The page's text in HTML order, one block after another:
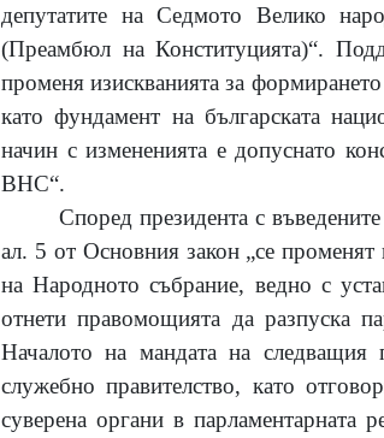
депутатите на Седмото Велико
(Преамбюл на Конституцията)“.
променя изискванията за
като фундамент на българската
начин с измененията е допуснато
ВНС“.
Според президента с
ал. 5 от Основния закон „се променят
на Народното събрание, ведно с
отнети правомощията да разпуска
Началото на мандата на следващия
служебно правителство, като
суверена органи в парламентарната